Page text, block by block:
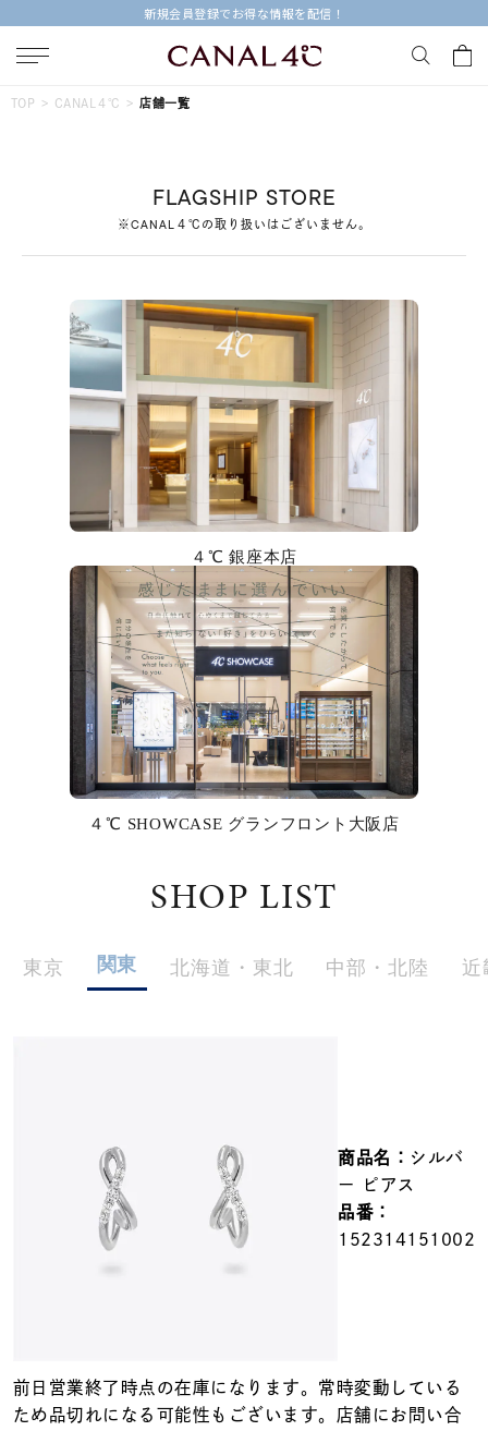
新規会員登録でお得な情報を配信！
#ハーフエタニティリング #エタニティ
#ダイヤモンド ネックレス #eギフト
すべてのジュエリー
ファッションテイスト
着用シーン
在庫ありのみ
TOP CANAL４℃ 店舗一覧
FLAGSHIP STORE
※CANAL４℃の取り扱いはございません。
４℃ 銀座本店
４℃ SHOWCASE グランフロント大阪店
SHOP LIST
東京 関東 北海道・東北 中部・北陸 近
商品名： シルバ
ー ピアス
品番：
152314151002
前日営業終了時点の在庫になります。常時変動している
ため品切れになる可能性もございます。店舗にお問い合